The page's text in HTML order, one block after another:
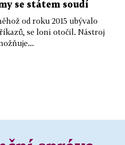
se státem soudí
od roku 2015 ubývalo
se loni otočil. Nástroj